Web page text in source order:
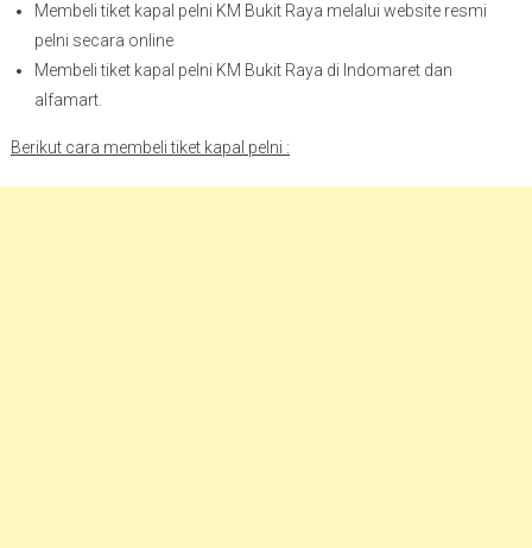
Membeli tiket kapal pelni KM Bukit Raya melalui website resmi
pelni secara online
Membeli tiket kapal pelni KM Bukit Raya di Indomaret dan
alfamart.
Berikut cara membeli tiket kapal pelni :